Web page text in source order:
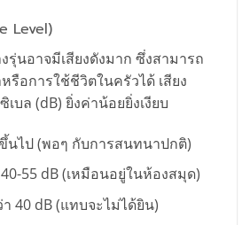
Level)
นอาจมีเสียงดังมาก ซึ่งสามารถ
อการใช้ชีวิตในครัวได้ เสียง
เบล (dB) ยิ่งค่าน้อยยิ่งเงียบ
นไป (พอๆ กับการสนทนาปกติ)
55 dB (เหมือนอยู่ในห้องสมุด)
40 dB (แทบจะไม่ได้ยิน)